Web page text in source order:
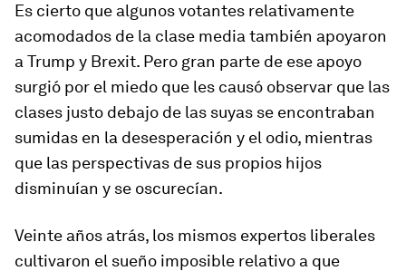
Es cierto que algunos votantes relativamente
acomodados de la clase media también apoyaron
a Trump y Brexit. Pero gran parte de ese apoyo
surgió por el miedo que les causó observar que las
clases justo debajo de las suyas se encontraban
sumidas en la desesperación y el odio, mientras
que las perspectivas de sus propios hijos
disminuían y se oscurecían.
Veinte años atrás, los mismos expertos liberales
cultivaron el sueño imposible relativo a que